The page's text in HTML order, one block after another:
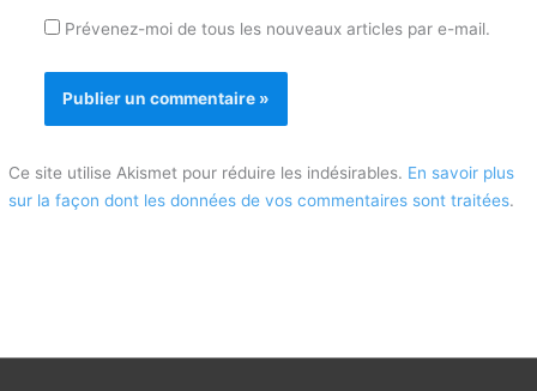
Prévenez-moi de tous les nouveaux articles par e-mail.
Ce site utilise Akismet pour réduire les indésirables. En savoir plus
sur la façon dont les données de vos commentaires sont traitées.